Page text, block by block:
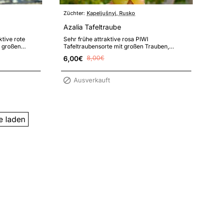
rote
großen
Züchter: Kapeljušnyj, Rusko
Azalia Tafeltraube
Sehr frühe attraktive rosa PIWI
Tafeltraubensorte mit großen Trauben,
Resistenz g..
6,00€ 8,00€
Ausverkauft
laden